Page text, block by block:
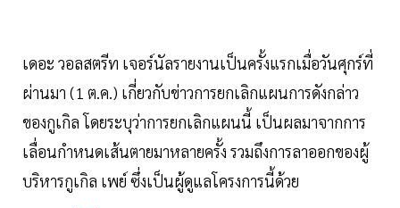
เดอะ วอลสตรีท เจอร์นัลรายงานเป็นครั้งแรกเมื่อวันศุกร์ที่
ผ่านมา (1 ต.ค.) เกี่ยวกับข่าวการยกเลิกแผนการดังกล่าว
ของกูเกิล โดยระบุว่าการยกเลิกแผนนี้ เป็นผลมาจากการ
เลื่อนกำหนดเส้นตายมาหลายครั้ง รวมถึงการลาออกของผู้
บริหารกูเกิล เพย์ ซึ่งเป็นผู้ดูแลโครงการนี้ด้วย